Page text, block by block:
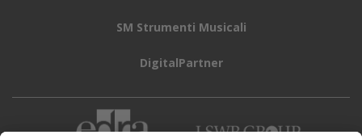
SM Strumenti Musicali
DigitalPartner